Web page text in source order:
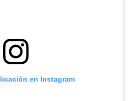
en Instagram